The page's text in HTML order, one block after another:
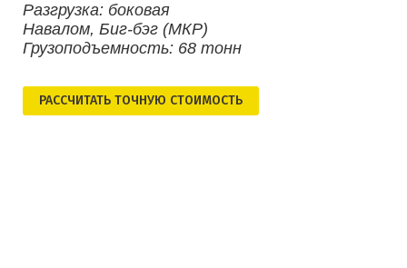
Разгрузка: боковая
Навалом, Биг-бэг (МКР)
Грузоподъемность: 68 тонн
РАСCЧИТАТЬ ТОЧНУЮ СТОИМОСТЬ